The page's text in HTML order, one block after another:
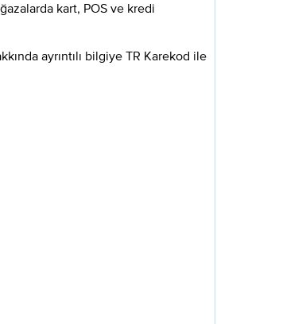
kart, POS ve kredi
ayrıntılı bilgiye TR Karekod ile